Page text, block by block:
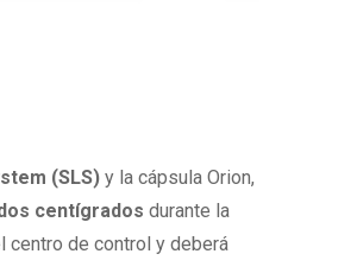
(SLS) y la cápsula Orion,
centígrados durante la
centro de control y deberá